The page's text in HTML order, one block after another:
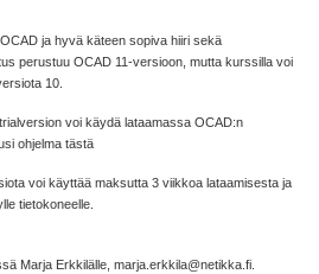
ja hyvä käteen sopiva hiiri sekä
perustuu OCAD 11-versioon, mutta kurssilla voi
10.
voi käydä lataamassa OCAD:n
ohjelma tästä
voi käyttää maksutta 3 viikkoa lataamisesta ja
tietokoneelle.
Marja Erkkilälle, marja.erkkila@netikka.fi.